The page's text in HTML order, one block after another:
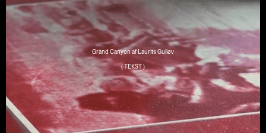
Grand Canyon af Laurits Gulløv
( TEKST )